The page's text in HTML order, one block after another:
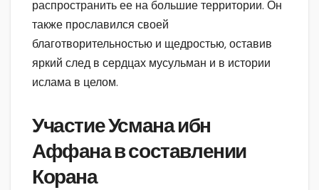
распространить ее на большие территории. Он
также прославился своей
благотворительностью и щедростью, оставив
яркий след в сердцах мусульман и в истории
ислама в целом.
Участие Усмана ибн
Аффана в составлении
Корана